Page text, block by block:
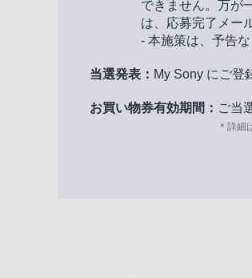
できません。万が
は、応募完了メー
- 本施策は、予告
当選発表： My Sony にご登
お買い物券有効期間： ご当
＊詳細